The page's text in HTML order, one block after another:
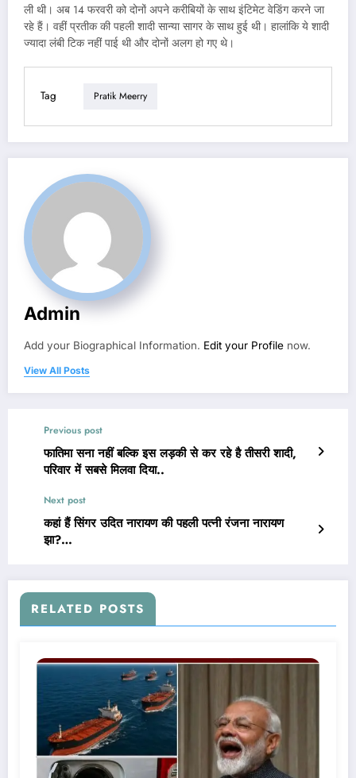
ली थी। अब 14 फरवरी को दोनों अपने करीबियों के साथ इंटिमेट वेडिंग करने जा
रहे हैं। वहीं प्रतीक की पहली शादी सान्या सागर के साथ हुई थी। हालांकि ये शादी
ज्यादा लंबी टिक नहीं पाई थी और दोनों अलग हो गए थे।
Tag Pratik Meerry
Admin
Add your Biographical Information. Edit your Profile now.
View All Posts
Previous post
फातिमा सना नहीं बल्कि इस लड़की से कर रहे है तीसरी शादी,
परिवार में सबसे मिलवा दिया..
Next post
कहां हैं सिंगर उदित नारायण की पहली पत्नी रंजना नारायण
झा?…
RELATED POSTS